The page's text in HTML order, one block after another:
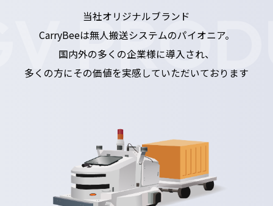
当社オリジナルブランド
CarryBeeは無人搬送システムのパイオニア。
国内外の多くの企業様に導入され、
多くの方にその価値を実感していただいております